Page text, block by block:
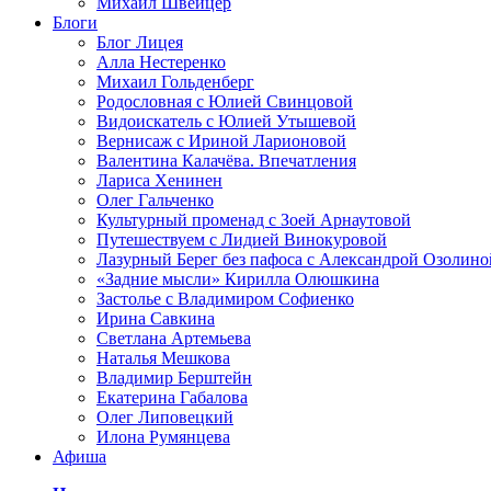
Блоги
Блог Лицея
Алла Нестеренко
Михаил Гольденберг
Родословная с Юлией Свинцовой
Видоискатель с Юлией Утышевой
Вернисаж с Ириной Ларионовой
Валентина Калачёва. Впечатления
Лариса Хенинен
Олег Гальченко
Культурный променад с Зоей Арнаутовой
Путешествуем с Лидией Винокуровой
Лазурный Берег без пафоса с Александрой
«Задние мысли» Кирилла Олюшкина
Застолье с Владимиром Софиенко
Ирина Савкина
Светлана Артемьева
Наталья Мешкова
Владимир Берштейн
Екатерина Габалова
Олег Липовецкий
Илона Румянцева
Афиша